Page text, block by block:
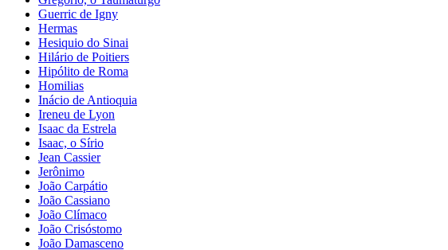
Guerric de Igny
Hermas
Hesiquio do Sinai
Hilário de Poitiers
Hipólito de Roma
Homilias
Inácio de Antioquia
Ireneu de Lyon
Isaac da Estrela
Isaac, o Sírio
Jean Cassier
Jerônimo
João Carpátio
João Cassiano
João Clímaco
João Crisóstomo
João Damasceno